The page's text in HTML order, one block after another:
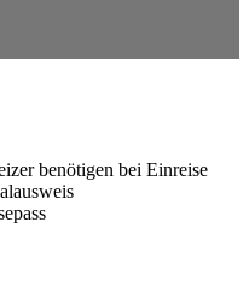
benötigen bei Einreise